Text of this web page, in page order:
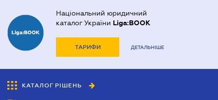
Національний юридичний
каталог України Liga:BOOK
ТАРИФИ ДЕТАЛЬНІШЕ
КАТАЛОГ РІШЕНЬ